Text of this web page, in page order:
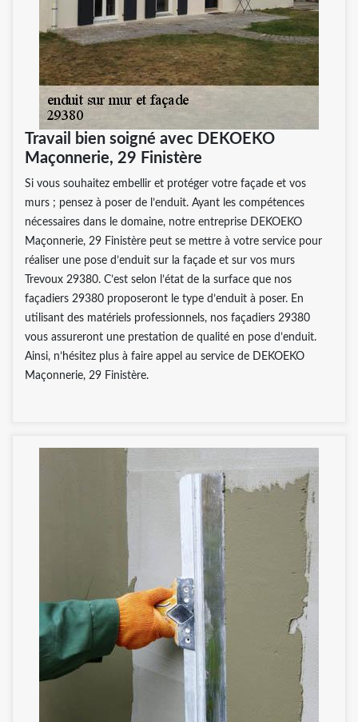
Travail bien soigné avec DEKOEKO
Maçonnerie, 29 Finistère
Si vous souhaitez embellir et protéger votre façade et vos
murs ; pensez à poser de l’enduit. Ayant les compétences
nécessaires dans le domaine, notre entreprise DEKOEKO
Maçonnerie, 29 Finistère peut se mettre à votre service pour
réaliser une pose d’enduit sur la façade et sur vos murs
Trevoux 29380. C’est selon l’état de la surface que nos
façadiers 29380 proposeront le type d’enduit à poser. En
utilisant des matériels professionnels, nos façadiers 29380
vous assureront une prestation de qualité en pose d’enduit.
Ainsi, n’hésitez plus à faire appel au service de DEKOEKO
Maçonnerie, 29 Finistère.